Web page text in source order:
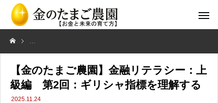
【金のたまご農園】金融リテラシー：上級編 第2回：ギリシャ指標を
【金のたまご農園】金融リテラシー：上
級編 第2回：ギリシャ指標を理解する
2025.11.24